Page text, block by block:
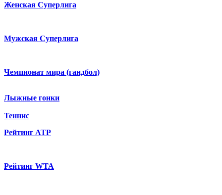
Женская Суперлига
Мужская Суперлига
Чемпионат мира (гандбол)
Лыжные гонки
Теннис
Рейтинг ATP
Рейтинг WTA